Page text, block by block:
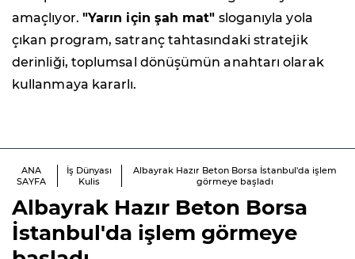
amaçlıyor. "Yarın için şah mat" sloganıyla yola
çıkan program, satranç tahtasındaki stratejik
derinliği, toplumsal dönüşümün anahtarı olarak
kullanmaya kararlı.
ANA
SAYFA
İş Dünyası
Kulis
Albayrak Hazır Beton Borsa İstanbul'da işlem
görmeye başladı
Albayrak Hazır Beton Borsa
İstanbul'da işlem görmeye